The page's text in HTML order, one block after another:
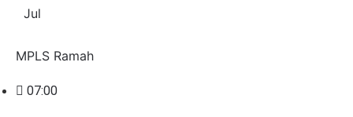
Jul
MPLS Ramah
07:00